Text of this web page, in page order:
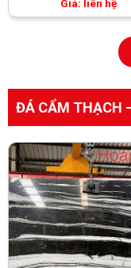
Giá: liên hệ
ĐÁ CẨM THẠCH